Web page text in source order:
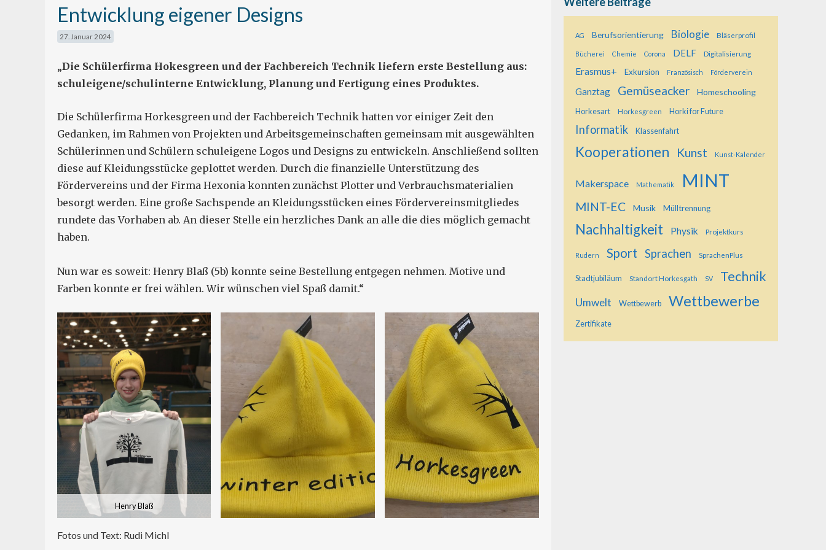
Entwicklung eigener Designs
27. Januar 2024
„Die Schülerfirma Hokesgreen und der Fachbereich Technik liefern erste Bestellung aus:
schuleigene/schulinterne Entwicklung, Planung und Fertigung eines Produktes.
Die Schülerfirma Horkesgreen und der Fachbereich Technik hatten vor einiger Zeit den
Gedanken, im Rahmen von Projekten und Arbeitsgemeinschaften gemeinsam mit ausgewählten
Schülerinnen und Schülern schuleigene Logos und Designs zu entwickeln. Anschließend sollten
diese auf Kleidungsstücke geplottet werden. Durch die finanzielle Unterstützung des
Fördervereins und der Firma Hexonia konnten zunächst Plotter und Verbrauchsmaterialien
besorgt werden. Eine große Sachspende an Kleidungsstücken eines Fördervereinsmitgliedes
rundete das Vorhaben ab. An dieser Stelle ein herzliches Dank an alle die dies möglich gemacht
haben.
​​​​​Nun war es soweit: Henry Blaß (5b) konnte seine Bestellung entgegen nehmen. Motive und
Farben konnte er frei wählen. Wir wünschen viel Spaß damit.“
Henry Blaß
Fotos und Text: Rudi Michl
AG Berufsorientierung Biologie Bläserprofil
Bücherei Chemie Corona DELF Digitalisierung
Erasmus+ Exkursion Französisch Förderverein
Ganztag Gemüseacker Homeschooling
Horkesart Horkesgreen Horki for Future
Informatik Klassenfahrt
Kooperationen Kunst Kunst-Kalender
Makerspace Mathematik MINT
MINT-EC Musik Mülltrennung
Nachhaltigkeit Physik Projektkurs
Rudern Sport Sprachen SprachenPlus
Stadtjubiläum Standort Horkesgath SV Technik
Umwelt Wettbewerb Wettbewerbe
Zertifikate